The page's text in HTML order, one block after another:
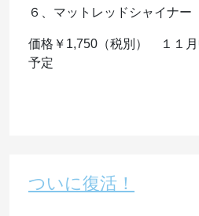
６、マットレッドシャイナー
価格￥1,750（税別） １１月
予定
ついに復活！